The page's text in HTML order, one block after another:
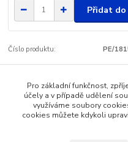
Přidat do
Číslo produktu: PE/
Zboží zařazeno v
Pánská obuv - SANTÉ
Pro základní funkčnost,
účely a v případě udělení
využíváme soubory
cookies můžete kdykoli